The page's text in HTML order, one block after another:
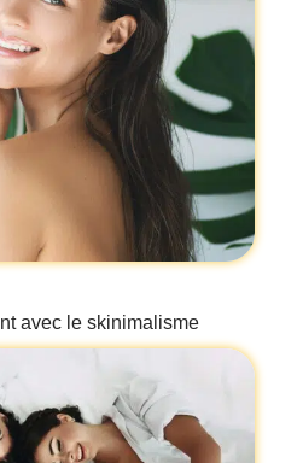
avec le skinimalisme